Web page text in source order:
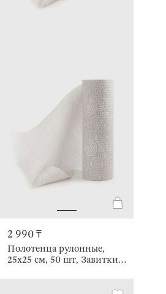
2 990 ₸
Полотенца рулонные,
25х25 см, 50 шт, Завитки,